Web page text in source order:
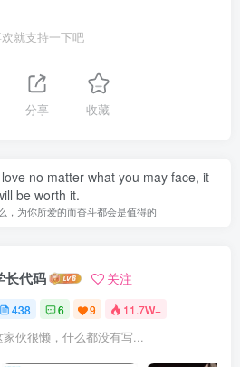
就支持一下吧
分享 收藏
no matter what you may face, it
be worth it.
，为你所爱的而奋斗都会是值得的
长代码 关注
438 6 9 11.7W+
家伙很懒，什么都没有写...